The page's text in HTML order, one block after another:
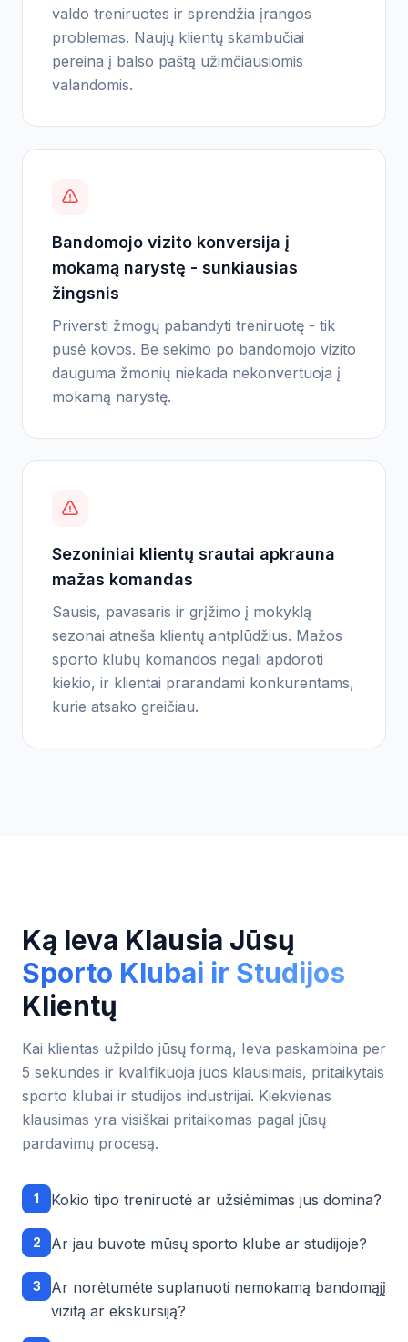
valdo treniruotes ir sprendžia įrangos
problemas. Naujų klientų skambučiai
pereina į balso paštą užimčiausiomis
valandomis.
Bandomojo vizito konversija į
mokamą narystę - sunkiausias
žingsnis
Priversti žmogų pabandyti treniruotę - tik
pusė kovos. Be sekimo po bandomojo vizito
dauguma žmonių niekada nekonvertuoja į
mokamą narystę.
Sezoniniai klientų srautai apkrauna
mažas komandas
Sausis, pavasaris ir grįžimo į mokyklą
sezonai atneša klientų antplūdžius. Mažos
sporto klubų komandos negali apdoroti
kiekio, ir klientai prarandami konkurentams,
kurie atsako greičiau.
Ką Ieva Klausia Jūsų
Sporto Klubai ir Studijos
Klientų
Kai klientas užpildo jūsų formą, Ieva paskambina per
5 sekundes ir kvalifikuoja juos klausimais, pritaikytais
sporto klubai ir studijos industrijai. Kiekvienas
klausimas yra visiškai pritaikomas pagal jūsų
pardavimų procesą.
1 Kokio tipo treniruotė ar užsiėmimas jus domina?
2 Ar jau buvote mūsų sporto klube ar studijoje?
3
Ar norėtumėte suplanuoti nemokamą bandomąjį
vizitą ar ekskursiją?